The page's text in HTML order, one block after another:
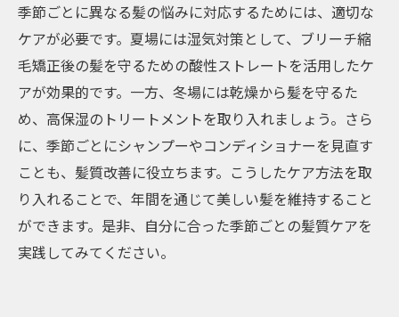
季節ごとに異なる髪の悩みに対応するためには、適切な
ケアが必要です。夏場には湿気対策として、ブリーチ縮
毛矯正後の髪を守るための酸性ストレートを活用したケ
アが効果的です。一方、冬場には乾燥から髪を守るた
め、高保湿のトリートメントを取り入れましょう。さら
に、季節ごとにシャンプーやコンディショナーを見直す
ことも、髪質改善に役立ちます。こうしたケア方法を取
り入れることで、年間を通じて美しい髪を維持すること
ができます。是非、自分に合った季節ごとの髪質ケアを
実践してみてください。